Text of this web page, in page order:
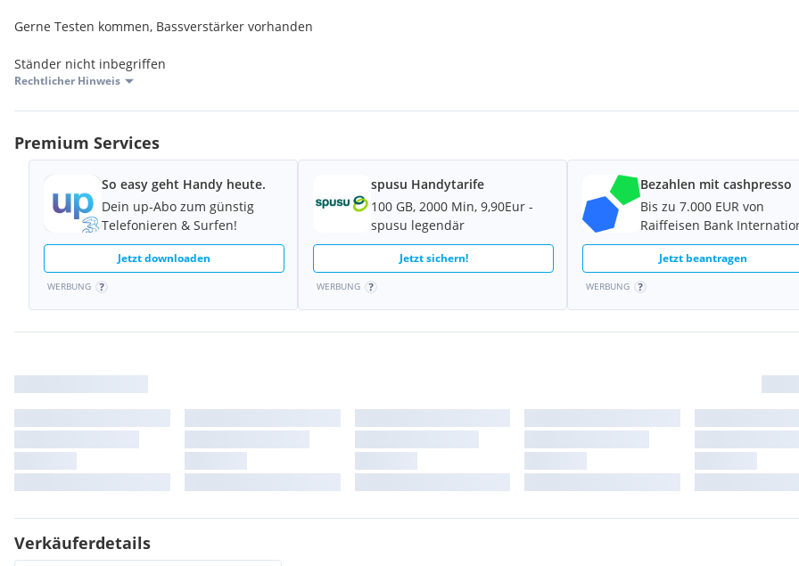
Gerne Testen kommen, Bassverstärker vorhanden
Ständer nicht inbegriffen
Rechtlicher Hinweis
Premium Services
So easy geht Handy heute.
Dein up-Abo zum günstig
Telefonieren & Surfen!
Jetzt downloaden
WERBUNG
spusu Handytarife
100 GB, 2000 Min, 9,90Eur -
spusu legendär
Jetzt sichern!
WERBUNG
Bezahlen mit cashpresso
Bis zu 7.000 EUR von
Raiffeisen Bank
Jetzt beantragen
WERBUNG
Verkäuferdetails